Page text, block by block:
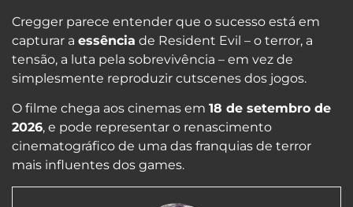
Cregger parece entender que o sucesso está em
capturar a essência de Resident Evil – o terror, a
tensão, a luta pela sobrevivência – em vez de
simplesmente reproduzir cutscenes dos jogos.
O filme chega aos cinemas em 18 de setembro de
2026, e pode representar o renascimento
cinematográfico de uma das franquias de terror
mais influentes dos games.